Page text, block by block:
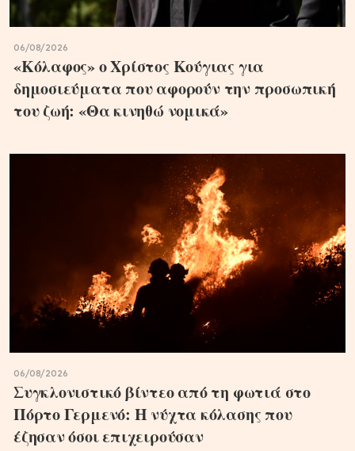
06/08/2026
«Κόλαφος» ο Χρίστος Κούγιας για
δημοσιεύματα που αφορούν την προσωπική
του ζωή: «Θα κινηθώ νομικά»
06/08/2026
Συγκλονιστικό βίντεο από τη φωτιά στο
Πόρτο Γερμενό: Η νύχτα κόλασης που
έζησαν όσοι επιχειρούσαν